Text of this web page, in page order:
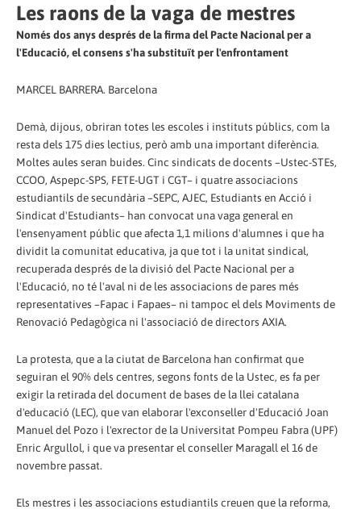
Les raons de la vaga de mestres
Només dos anys després de la firma del Pacte Nacional per a
l'Educació, el consens s'ha substituït per l'enfrontament
MARCEL BARRERA. Barcelona
Demà, dijous, obriran totes les escoles i instituts públics, com la
resta dels 175 dies lectius, però amb una important diferència.
Moltes aules seran buides. Cinc sindicats de docents –Ustec-STEs,
CCOO, Aspepc-SPS, FETE-UGT i CGT– i quatre associacions
estudiantils de secundària –SEPC, AJEC, Estudiants en Acció i
Sindicat d'Estudiants– han convocat una vaga general en
l'ensenyament públic que afecta 1,1 milions d'alumnes i que ha
dividit la comunitat educativa, ja que tot i la unitat sindical,
recuperada després de la divisió del Pacte Nacional per a
l'Educació, no té l'aval ni de les associacions de pares més
representatives –Fapac i Fapaes– ni tampoc el dels Moviments de
Renovació Pedagògica ni l'associació de directors AXIA.
La protesta, que a la ciutat de Barcelona han confirmat que
seguiran el 90% dels centres, segons fonts de la Ustec, es fa per
exigir la retirada del document de bases de la llei catalana
d'educació (LEC), que van elaborar l'exconseller d'Educació Joan
Manuel del Pozo i l'exrector de la Universitat Pompeu Fabra (UPF)
Enric Argullol, i que va presentar el conseller Maragall el 16 de
novembre passat.
Els mestres i les associacions estudiantils creuen que la reforma,